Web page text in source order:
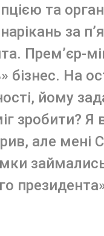
та
за
Прем’єр-
бізнес. На
йому
зробити? Я
але мені